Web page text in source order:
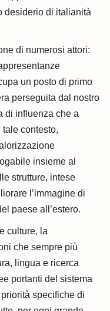
desiderio di italianità
di numerosi attori:
un posto di primo
perseguita dal nostro
di influenza che a
contesto,
insieme al
strutture, intese
l’immagine di
paese all’estero.
culture, la
che sempre più
lingua e ricerca
portanti del sistema
specifiche di